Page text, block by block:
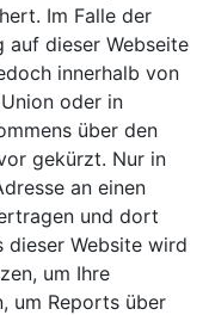
Im Falle der
auf dieser Webseite
innerhalb von
oder in
über den
gekürzt. Nur in
an einen
und dort
Website wird
um Ihre
um Reports über